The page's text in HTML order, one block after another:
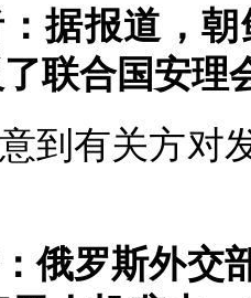
据报道，
联合国安理
到有关方对
俄罗斯外交